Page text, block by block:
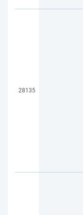
28135